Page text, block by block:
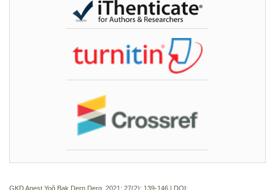
GKD Anest Yoğ Bak Dern Derg. 2021; 27(2): 139-146 | DOI: